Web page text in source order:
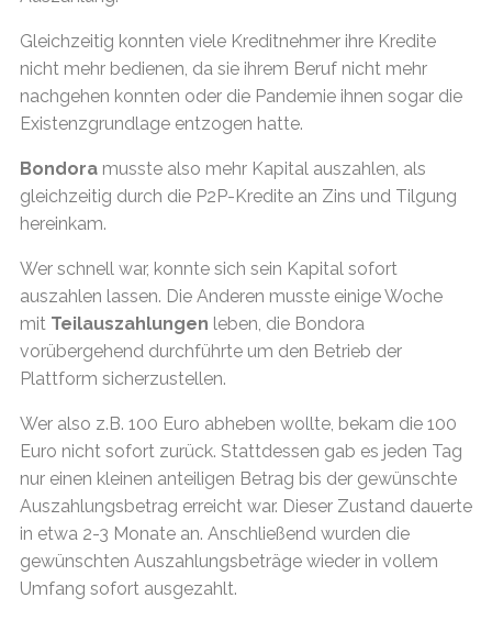
Gleichzeitig konnten viele Kreditnehmer ihre Kredite
nicht mehr bedienen, da sie ihrem Beruf nicht mehr
nachgehen konnten oder die Pandemie ihnen sogar die
Existenzgrundlage entzogen hatte.
Bondora musste also mehr Kapital auszahlen, als
gleichzeitig durch die P2P-Kredite an Zins und Tilgung
hereinkam.
Wer schnell war, konnte sich sein Kapital sofort
auszahlen lassen. Die Anderen musste einige Woche
mit Teilauszahlungen leben, die Bondora
vorübergehend durchführte um den Betrieb der
Plattform sicherzustellen.
Wer also z.B. 100 Euro abheben wollte, bekam die 100
Euro nicht sofort zurück. Stattdessen gab es jeden Tag
nur einen kleinen anteiligen Betrag bis der gewünschte
Auszahlungsbetrag erreicht war. Dieser Zustand dauerte
in etwa 2-3 Monate an. Anschließend wurden die
gewünschten Auszahlungsbeträge wieder in vollem
Umfang sofort ausgezahlt.